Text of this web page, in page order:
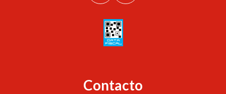
Contacto